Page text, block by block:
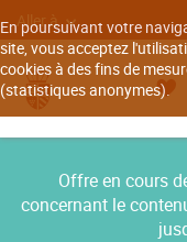
En poursuivant votre
site, vous acceptez
cookies à des fins de
(statistiques anonymes).
Aller à
Offre en cours
concernant le